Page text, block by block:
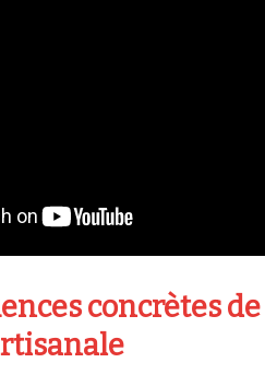
concrètes